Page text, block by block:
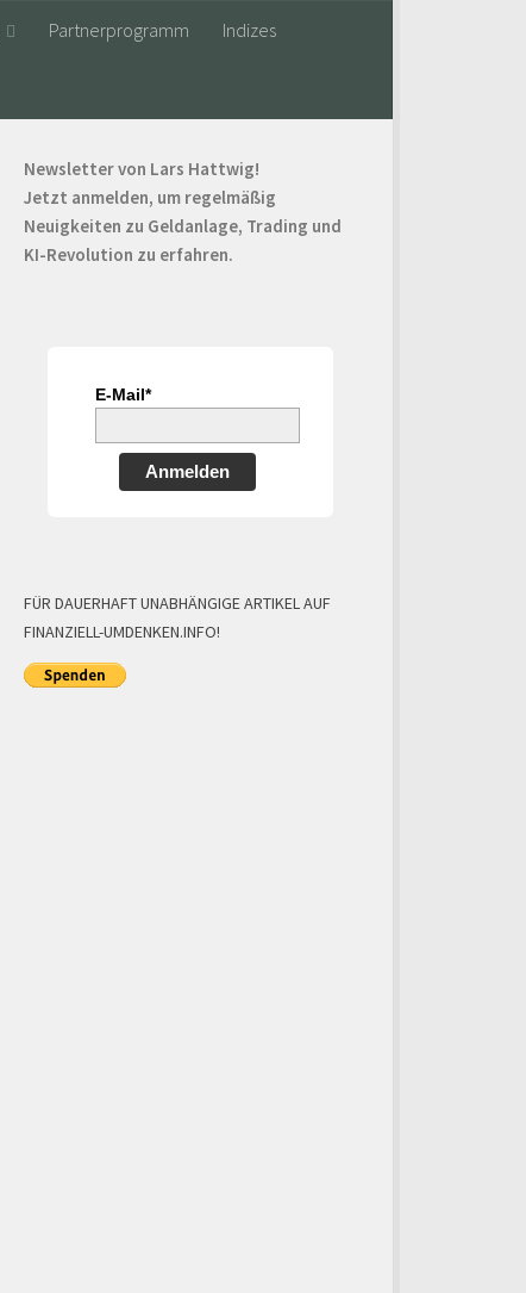
Partnerprogramm Indizes
Newsletter von Lars Hattwig!
Jetzt anmelden, um regelmäßig
Neuigkeiten zu Geldanlage, Trading und
KI-Revolution zu erfahren.
E-Mail*
Anmelden
FÜR DAUERHAFT UNABHÄNGIGE ARTIKEL AUF
FINANZIELL-UMDENKEN.INFO!